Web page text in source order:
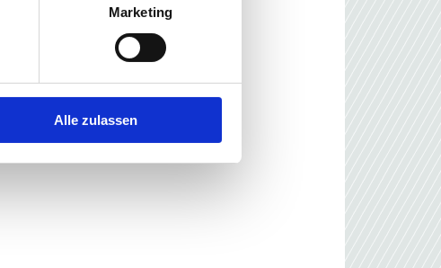
Marketing
Alle zulassen